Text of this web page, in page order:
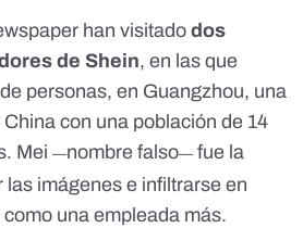
han visitado dos
de Shein, en las que
personas, en Guangzhou, una
con una población de 14
Mei —nombre falso—fue la
imágenes e infiltrarse en
una empleada más.